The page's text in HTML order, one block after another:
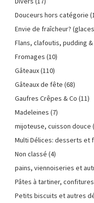
Douceurs hors catégorie
Envie de fraîcheur?
Flans, clafoutis, pudding &
Fromages (10)
Gâteaux(110)
Gâteaux de fête (68)
Gaufres Crêpes & Co (11)
Madeleines (7)
mijoteuse, cuisson douce
Multi Délices: desserts et
Non classé (4)
pains, viennoiseries et
Pâtes à tartiner,
Petits biscuits et autres